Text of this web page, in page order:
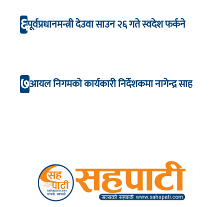
६पूर्वप्रधानमन्त्री देउवा साउन २६ गते स्वदेश फर्कने
७आयल निगमको कार्यकारी निर्देशकमा नागेन्द्र साह